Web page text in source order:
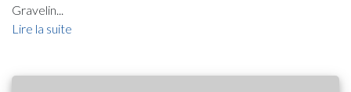
Gravelin...
Lire la suite